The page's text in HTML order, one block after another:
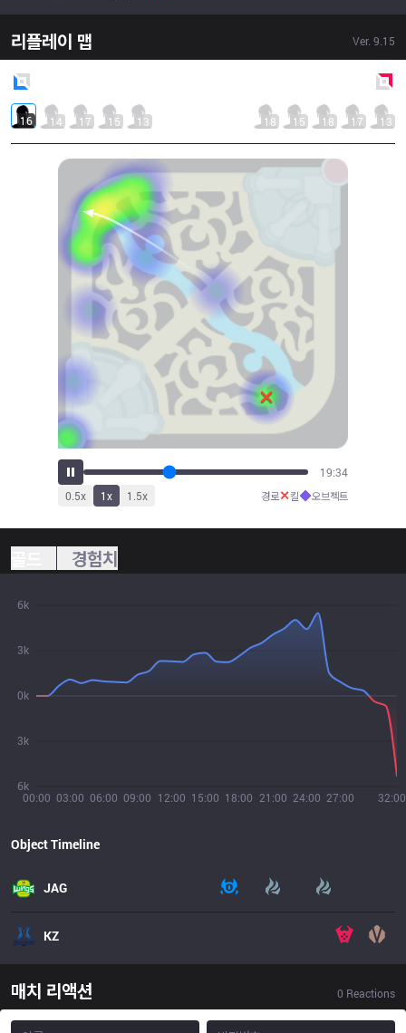
리플레이 맵 Ver. 9.15
16 14 17 15 13 18 15 18 17 13
21:43
0.5x 1x 1.5x 경로✕킬◆오브젝트
경험치
00:00 03:00 06:00 09:00 12:00 15:00 18:00 21:00 24:00 27:00 32:00
6k
3k
0k
3k
6k
Object Timeline
JAG
KZ
매치 리액션 0 Reactions